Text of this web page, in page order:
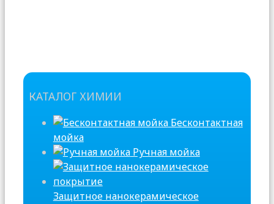
КАТАЛОГ ХИМИИ
Бесконтактная
мойка
Ручная мойка
Защитное нанокерамическое